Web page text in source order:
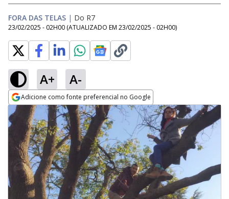
FORA DAS TELAS | Do R7
23/02/2025 - 02H00 (ATUALIZADO EM 23/02/2025 - 02H00)
A+ A-
Adicione como fonte preferencial no Google
Opens in new window